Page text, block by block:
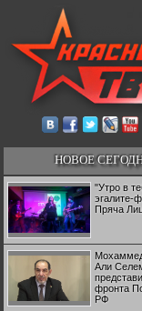
НОВОЕ
"Утро в
эгалите-
Пряча
Али
фронта
РФ